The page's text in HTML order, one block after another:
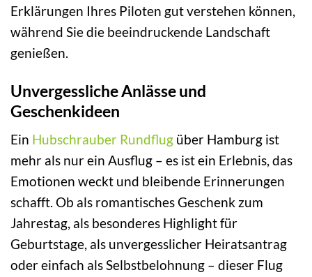
Erklärungen Ihres Piloten gut verstehen können,
während Sie die beeindruckende Landschaft
genießen.
Unvergessliche Anlässe und
Geschenkideen
Ein Hubschrauber Rundflug über Hamburg ist
mehr als nur ein Ausflug – es ist ein Erlebnis, das
Emotionen weckt und bleibende Erinnerungen
schafft. Ob als romantisches Geschenk zum
Jahrestag, als besonderes Highlight für
Geburtstage, als unvergesslicher Heiratsantrag
oder einfach als Selbstbelohnung – dieser Flug